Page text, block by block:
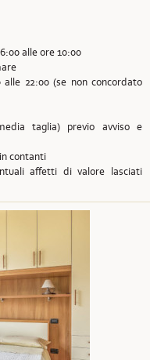
alle ore 10:00
22:00 (se non concordato
taglia) previo avviso e
contanti
affetti di valore lasciati